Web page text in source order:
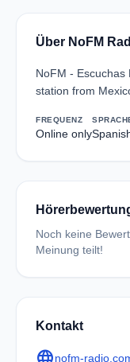
Über NoFM
NoFM -
station from
FREQUENZ
Online only
Noch keine
Meinung teilt!
Kontakt
nofm-